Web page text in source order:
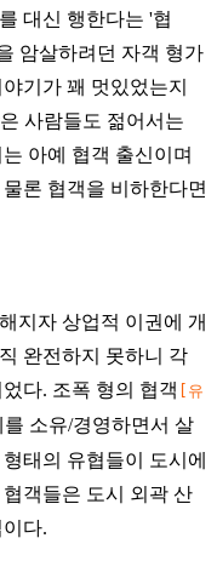
대신 행한다는 '협
암살하려던 자객 형가
기가 꽤 멋있었는지
사람들도 젊어서는
아예 협객 출신이며
론 협객을 비하한다면
지자 상업적 이권에 개
완전하지 못하니 각
다. 조폭 형의 협객
[유
소유/경영하면서 살
태의 유협들이 도시에
객들은 도시 외곽 산
다.